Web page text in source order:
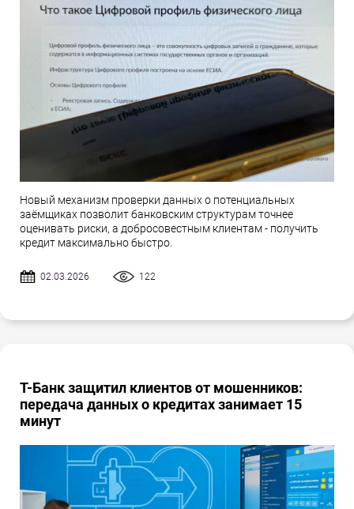
Новый механизм проверки данных о потенциальных
заёмщиках позволит банковским структурам точнее
оценивать риски, а добросовестным клиентам - получить
кредит максимально быстро.
02.03.2026 122
Т-Банк защитил клиентов от мошенников:
передача данных о кредитах занимает 15
минут